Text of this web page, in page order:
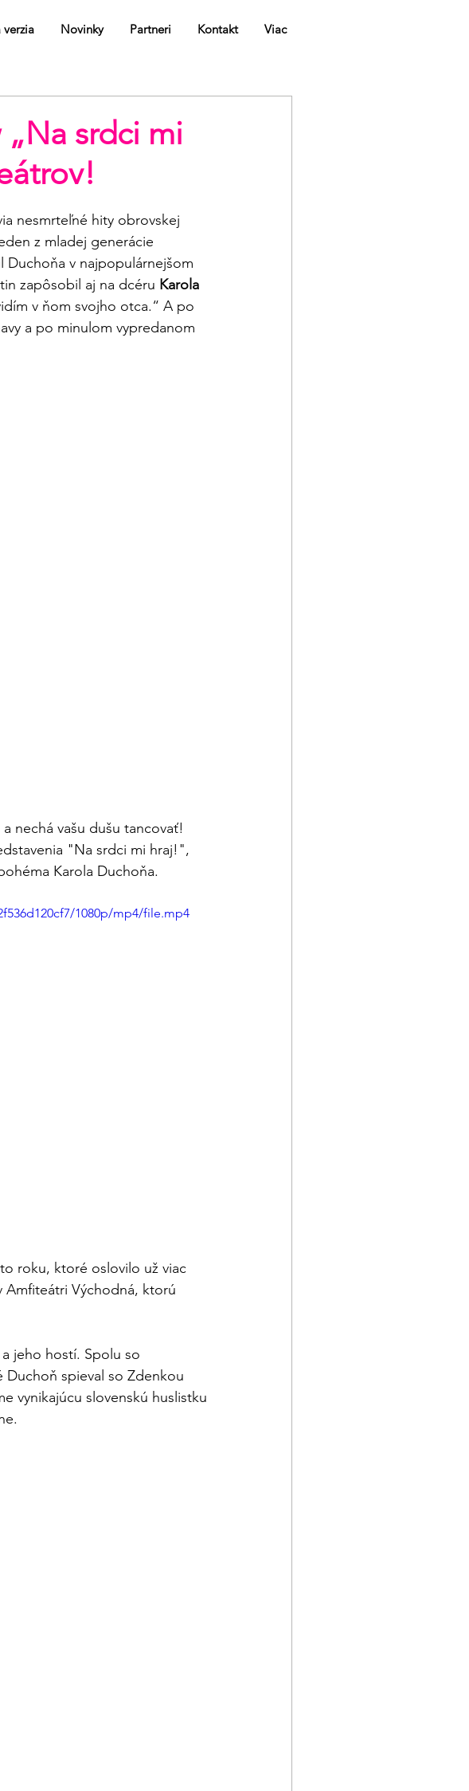
verzia Novinky Partneri Kontakt Viac
srdci mi
nesmrteľné hity obrovskej
z mladej generácie
v najpopulárnejšom
zapôsobil aj na dcéru Karola
v ňom svojho otca.“ A po
a po minulom vypredanom
nechá vašu dušu tancovať!
"Na srdci mi hraj!",
Karola Duchoňa.
1080p/mp4/file.mp4
roku, ktoré oslovilo už viac
Amfiteátri Východná, ktorú
jeho hostí. Spolu so
spieval so Zdenkou
vynikajúcu slovenskú huslistku